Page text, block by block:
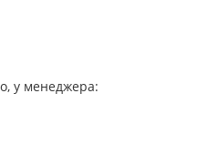
у менеджера: